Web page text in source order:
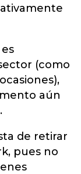
(como
aún
de retirar
pues no